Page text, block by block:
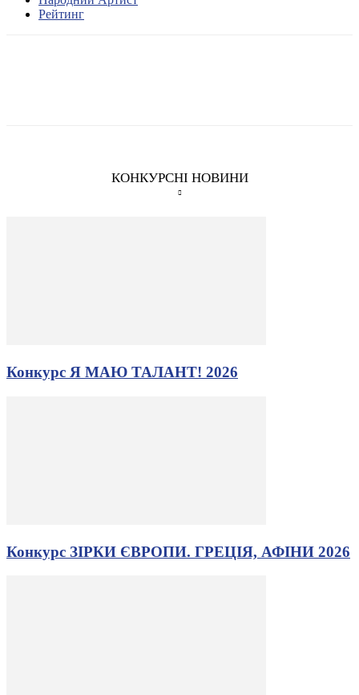
Рейтинг
КОНКУРСНІ НОВИНИ
Конкурс Я МАЮ ТАЛАНТ! 2026
Конкурс ЗІРКИ ЄВРОПИ. ГРЕЦІЯ, АФІНИ 2026